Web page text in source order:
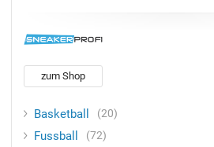
zum Shop
Basketball 20
Fussball 72